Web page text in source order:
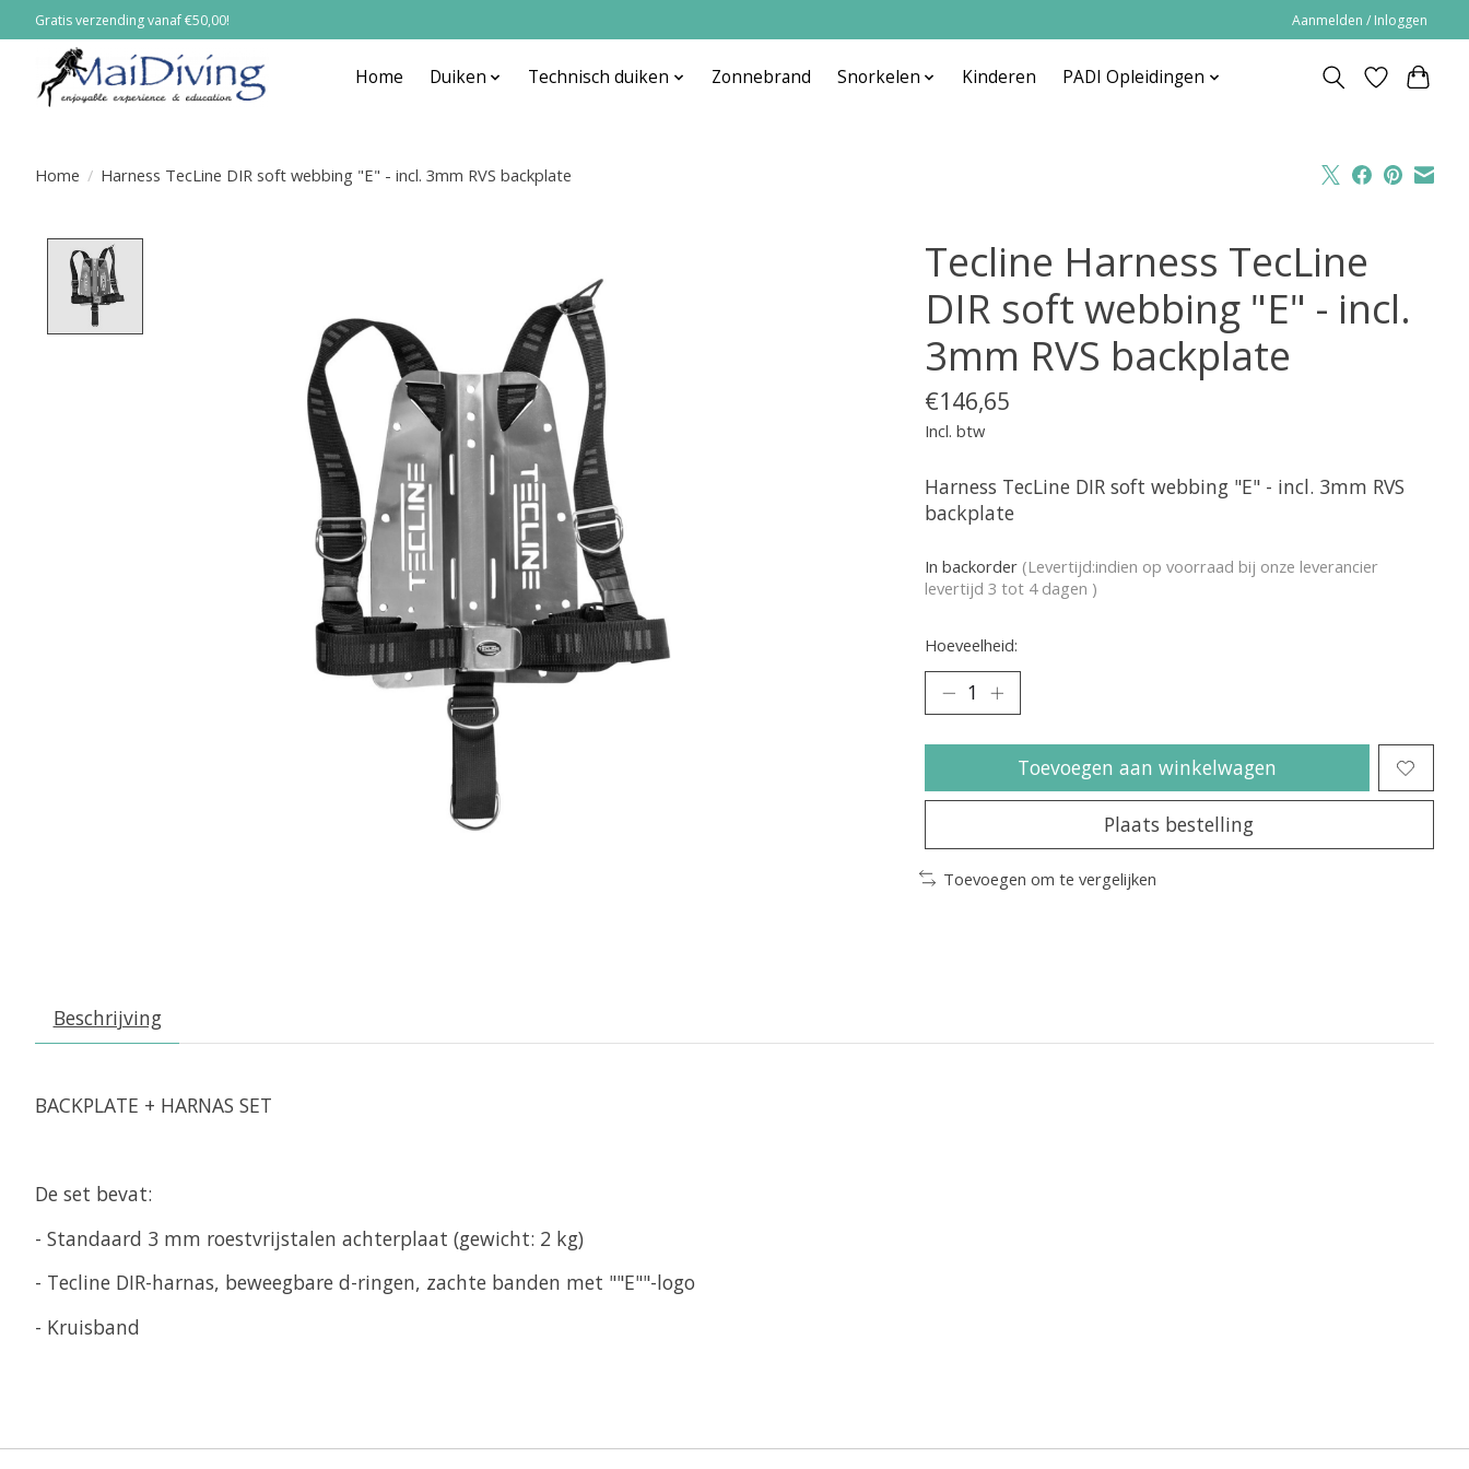
Gratis verzending vanaf €50,00! Aanmelden / Inloggen
Home Duiken Technisch duiken Zonnebrand Snorkelen Kinderen PADI Opleidingen
Home / Harness TecLine DIR soft webbing "E" - incl. 3mm RVS backplate
Tecline Harness TecLine
DIR soft webbing "E" - incl.
3mm RVS backplate
€146,65
Incl. btw
Harness TecLine DIR soft webbing "E" - incl. 3mm RVS
backplate
In backorder (Levertijd:indien op voorraad bij onze leverancier
levertijd 3 tot 4 dagen )
Hoeveelheid:
Toevoegen aan winkelwagen
Plaats bestelling
Toevoegen om te vergelijken
Beschrijving
BACKPLATE + HARNAS SET
De set bevat:
- Standaard 3 mm roestvrijstalen achterplaat (gewicht: 2 kg)
- Tecline DIR-harnas, beweegbare d-ringen, zachte banden met ""E""-logo
- Kruisband